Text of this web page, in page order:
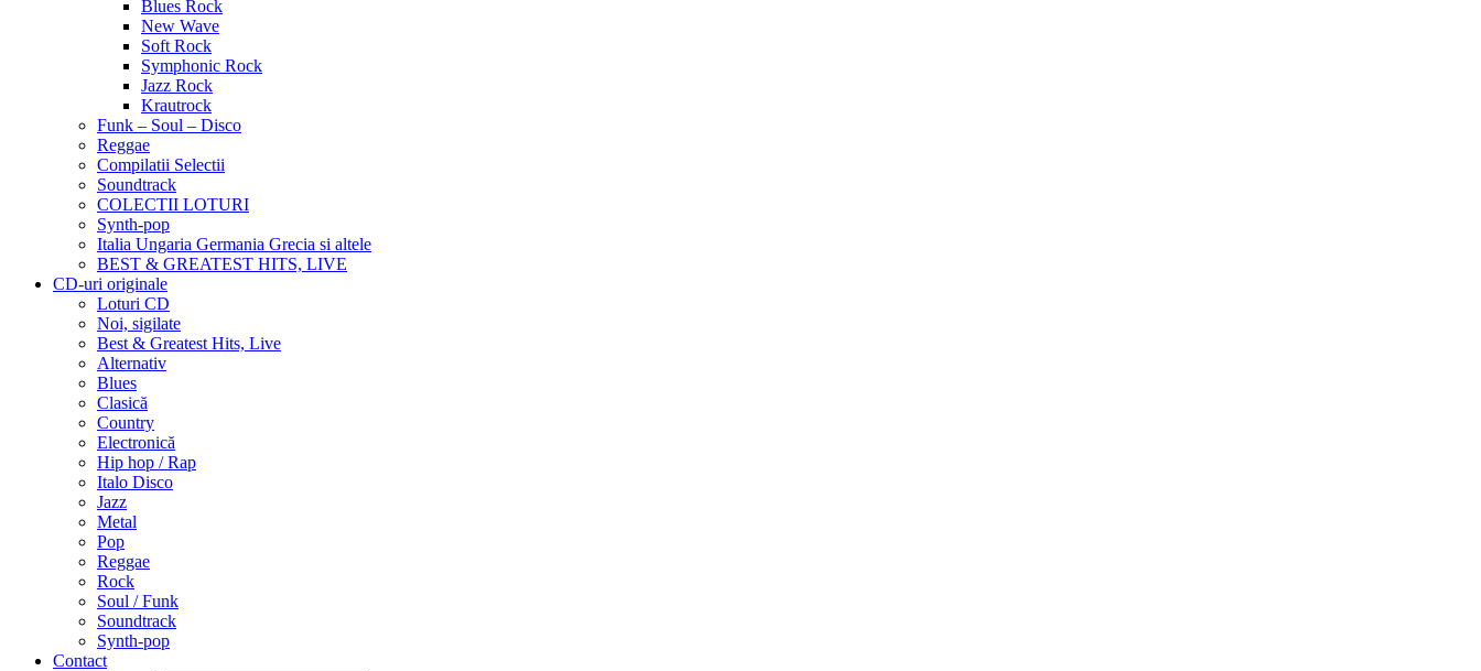
Blues Rock
New Wave
Soft Rock
Symphonic Rock
Jazz Rock
Krautrock
Funk – Soul – Disco
Reggae
Compilatii Selectii
Soundtrack
COLECTII LOTURI
Synth-pop
Italia Ungaria Germania Grecia si altele
BEST & GREATEST HITS, LIVE
CD-uri originale
Loturi CD
Noi, sigilate
Best & Greatest Hits, Live
Alternativ
Blues
Clasică
Country
Electronică
Hip hop / Rap
Italo Disco
Jazz
Metal
Pop
Reggae
Rock
Soul / Funk
Soundtrack
Synth-pop
Contact